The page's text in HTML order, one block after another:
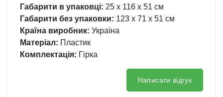
Габарити в упаковці: 25 x 116 x 51 см
Габарити без упаковки: 123 x 71 x 51 см
Країна виробник: Україна
Матеріал: Пластик
Комплектація: Гірка
Написати відгук